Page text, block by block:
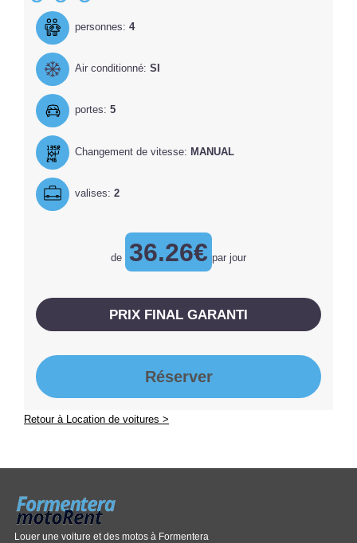
personnes: 4
Air conditionné: SI
portes: 5
Changement de vitesse: MANUAL
valises: 2
de 36.26€ par jour
PRIX ​​FINAL GARANTI
Réserver
Retour à Location de voitures >
Louer une voiture et des motos à Formentera